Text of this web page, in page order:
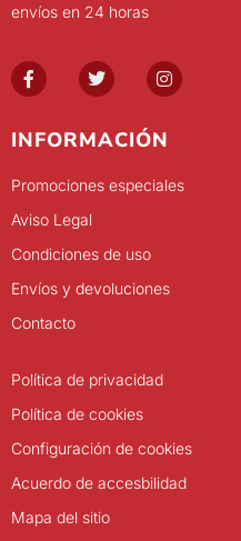
envíos en 24 horas
INFORMACIÓN
Promociones especiales
Aviso Legal
Condiciones de uso
Envíos y devoluciones
Contacto
Política de privacidad
Política de cookies
Configuración de cookies
Acuerdo de accesbilidad
Mapa del sitio